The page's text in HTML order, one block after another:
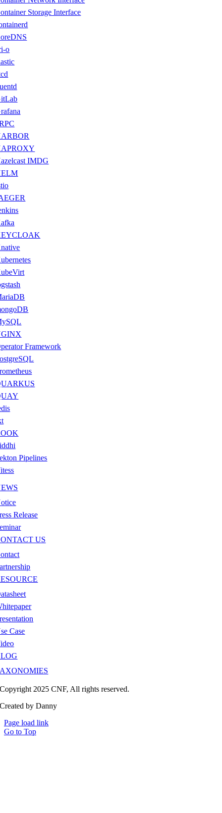
Storage Interface
o
IMDG
Framework
Pipelines
Release
US
Case
Copyright 2025 CNF, All rights reserved.
Created by Danny
Page load link
Go to Top